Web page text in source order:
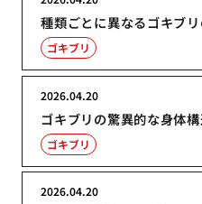
種類ごとに異なるゴキブ
ゴキブリ
ゴキブリの驚異的な身体
2026.04.20
ゴキブリ
2026.04.20